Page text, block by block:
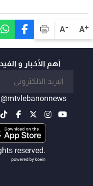
A+
A-
أهم الأخبار و
@mtvlebanonnews
reserved.
powered by koein